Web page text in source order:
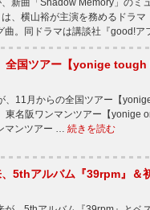
新曲「Shadow Memory」の
、横山裕が主演を務めるドラ
曲。同ドラマは講談社『good!
全国ツアー【yonige tough
11月からの全国ツアー【
東名阪ワンマンツアー【yonige
マンツアー … 続きを読む
5thアルバム『39rpm』＆